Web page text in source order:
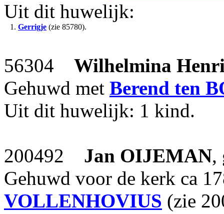
Uit dit huwelijk:
1. Gerrigje (zie 85780).
56304 Wilhelmina
Gehuwd met Berend ten
Uit dit huwelijk: 1 kind.
200492 Jan OIJEMAN,
Gehuwd voor de kerk ca
VOLLENHOVIUS (zie